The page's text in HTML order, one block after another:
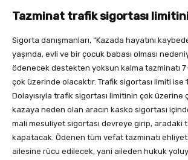
Tazminat trafik sigortası
Sigorta danışmanları, “Kazada hayatını
yaşında, evli ve bir çocuk babası olması
ödenecek destekten yoksun kalma tazminatı
çok üzerinde olacaktır. Trafik sigortası limiti ise
Dolayısıyla trafik sigortası limitinin çok üzerine
kazaya neden olan aracın kasko sigortası
mali mesuliyet sigortası devreye girip, aradaki
kapatacak. Ödenen tüm vefat tazminatı
ailesine rücu edilecek, yani aileden hukuk